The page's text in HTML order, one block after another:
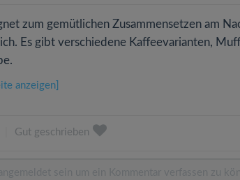
zum gemütlichen Zusammensetzen am
Es gibt verschiedene Kaffeevarianten,
anzeigen]
Gut geschrieben